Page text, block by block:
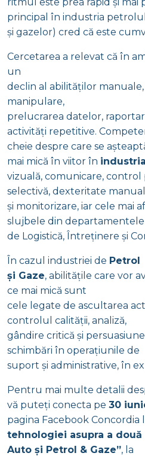
principal în industria
și gazelor) cred că este
Cercetarea a relevat că în
un
declin al abilităților
manipulare,
prelucrarea datelor,
activități repetitive.
cheie despre care se
mai mică în viitor în
vizuală, comunicare, control
selectivă, dexteritate
și monitorizare, iar cele mai
slujbele din departamentele
de Logistică, Întreținere și
În cazul industriei de Petrol
și Gaze, abilitățile care vor
ce mai mică sunt
cele legate de ascultarea
controlul calității, analiză,
gândire critică și
schimbări în operațiunile de
suport și administrative, în
Pentru mai multe detalii
vă puteți conecta pe 30
pagina Facebook Concordia
tehnologiei asupra a
Auto și Petrol & Gaze”, la